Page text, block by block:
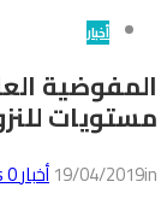
أخبار
المفوضية
مستويات
19/04/2019in أخبار0
Comments